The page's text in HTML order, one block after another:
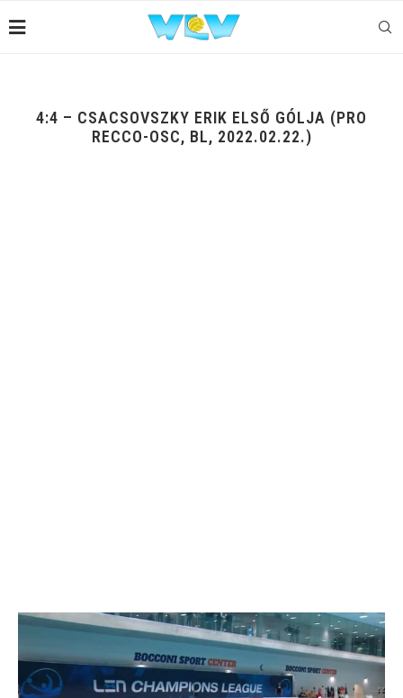
4:4 – CSACSOVSZKY ERIK ELSŐ GÓLJA (PRO
RECCO-OSC, BL, 2022.02.22.)